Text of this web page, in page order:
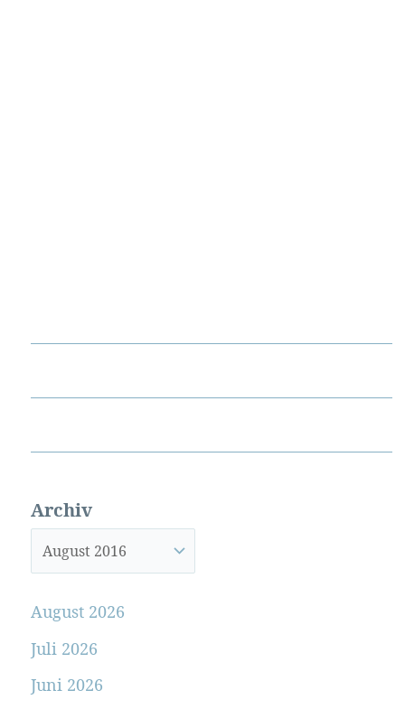
Archiv
August 2026
Juli 2026
Juni 2026